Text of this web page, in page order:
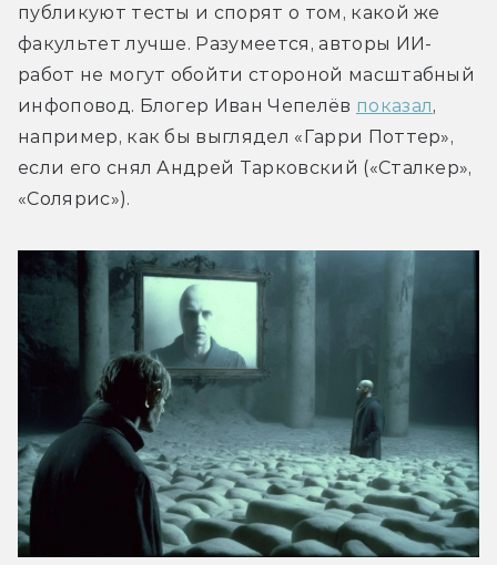
публикуют тесты и спорят о том, какой же
факультет лучше. Разумеется, авторы ИИ-
работ не могут обойти стороной масштабный
инфоповод. Блогер Иван Чепелёв показал,
например, как бы выглядел «Гарри Поттер»,
если его снял Андрей Тарковский («Сталкер»,
«Солярис»).